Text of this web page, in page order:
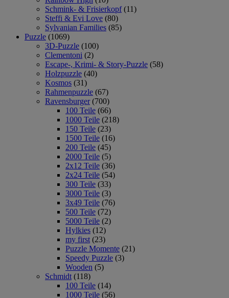
Schmink- & Frisierkopf (11)
Steffi & Evi Love (80)
Sylvanian Families (85)
Puzzle (1069)
3D-Puzzle (100)
Clementoni (2)
Escape-, Krimi- & Story-Puzzle (58)
Holzpuzzle (40)
Kosmos (31)
Rahmenpuzzle (67)
Ravensburger (700)
100 Teile (66)
1000 Teile (218)
150 Teile (23)
1500 Teile (16)
200 Teile (45)
2000 Teile (5)
2x12 Teile (36)
2x24 Teile (54)
300 Teile (33)
3000 Teile (3)
3x49 Teile (76)
500 Teile (72)
5000 Teile (2)
Hylkies (12)
my first (23)
Puzzle Momente (21)
Speedy Puzzle (3)
Wooden (5)
Schmidt (118)
100 Teile (14)
1000 Teile (56)